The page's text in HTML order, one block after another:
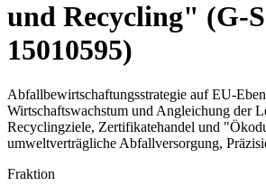
und Recycling" (G-
15010595)
Abfallbewirtschaftungsstrategie auf EU-
Wirtschaftswachstum und Angleichung der
Recyclingziele, Zertifikatehandel und
umweltverträgliche Abfallversorgung,
Fraktion